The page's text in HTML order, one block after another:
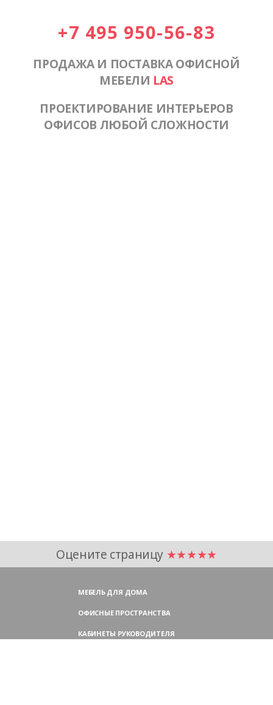
+7 495 950-56-83
ПРОДАЖА И ПОСТАВКА ОФИСНОЙ
МЕБЕЛИ LAS
ПРОЕКТИРОВАНИЕ ИНТЕРЬЕРОВ
ОФИСОВ ЛЮБОЙ СЛОЖНОСТИ
Оцените страницу ★★★★★
МЕБЕЛЬ ДЛЯ ДОМА
ОФИСНЫЕ ПРОСТРАНСТВА
КАБИНЕТЫ РУКОВОДИТЕЛЯ